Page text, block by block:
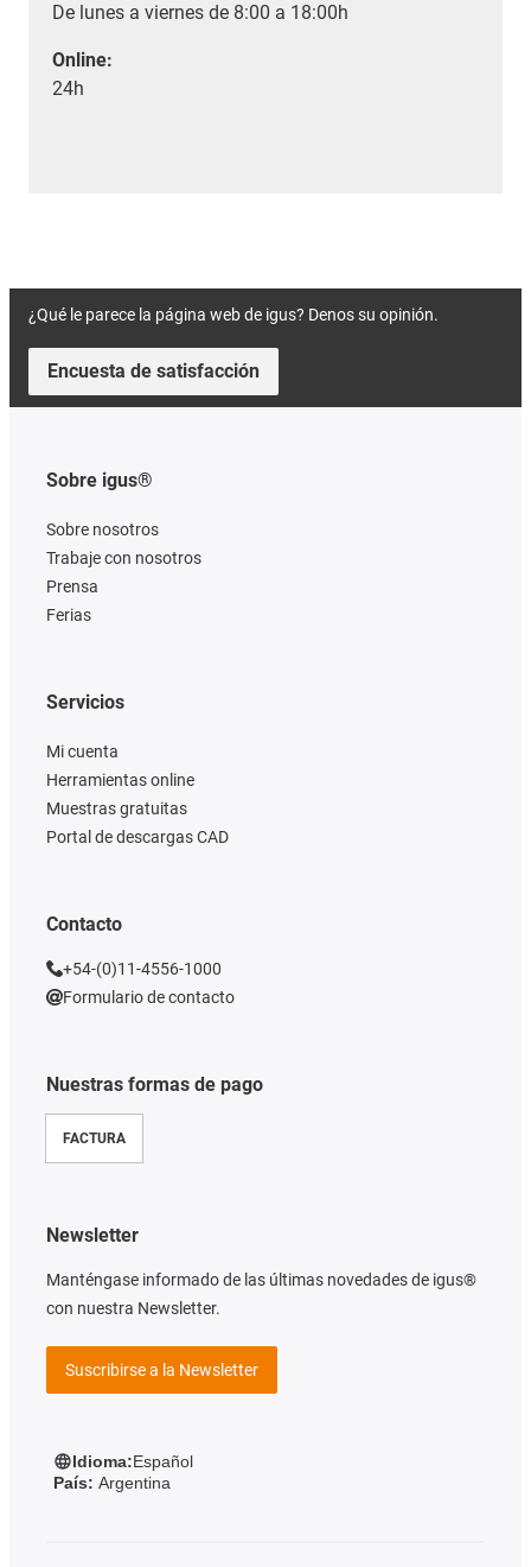
De lunes a viernes de 8:00 a 18:00h
Online:
24h
¿Qué le parece la página web de igus? Denos su opinión.
Encuesta de satisfacción
Sobre igus®
Sobre nosotros
Trabaje con nosotros
Prensa
Ferias
Nuestras formas de pago
FACTURA
Servicios
Mi cuenta
Herramientas online
Muestras gratuitas
Portal de descargas CAD
Contacto
+54-(0)11-4556-1000
Formulario de contacto
Newsletter
Manténgase informado de las últimas novedades de igus®
con nuestra Newsletter.
Suscribirse a la Newsletter
Idioma:Español
País: Argentina